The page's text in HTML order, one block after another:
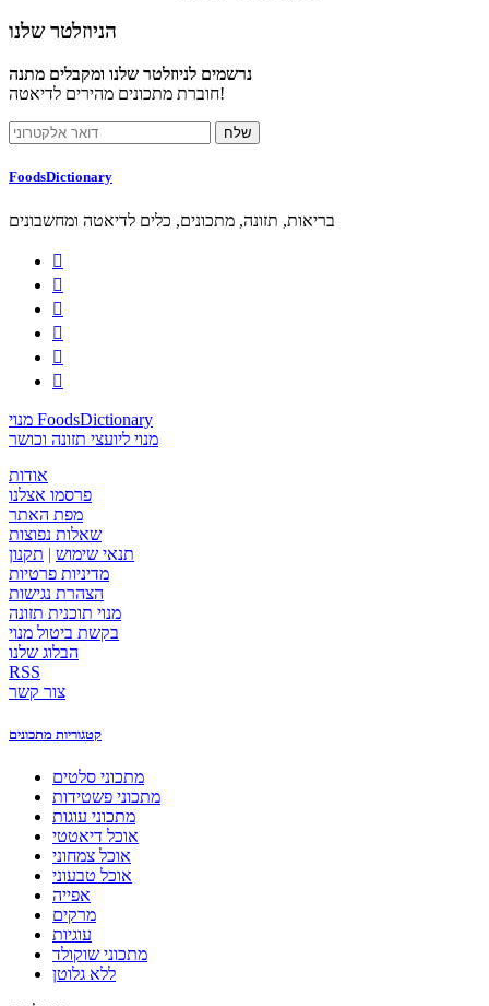
הניוזלטר שלנו
נרשמים לניוזלטר שלנו ומקבלים מתנה
חוברת מתכונים מהירים לדיאטה!
FoodsDictionary
בריאות, תזונה, מתכונים, כלים לדיאטה ומחשבונים






מנוי FoodsDictionary
מנוי ליועצי תזונה וכושר
אודות
פרסמו אצלנו
מפת האתר
שאלות נפוצות
תנאי שימוש | תקנון
מדיניות פרטיות
הצהרת נגישות
מנוי תוכנית תזונה
בקשת ביטול מנוי
הבלוג שלנו
RSS
צור קשר
קטגוריות מתכונים
מתכוני סלטים
מתכוני פשטידות
מתכוני עוגות
אוכל דיאטטי
אוכל צמחוני
אוכל טבעוני
אפייה
מרקים
עוגיות
מתכוני שוקולד
ללא גלוטן